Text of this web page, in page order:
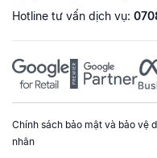
Hotline tư vấn dịch vụ:
Chính sách bảo mật và bảo vệ
nhân